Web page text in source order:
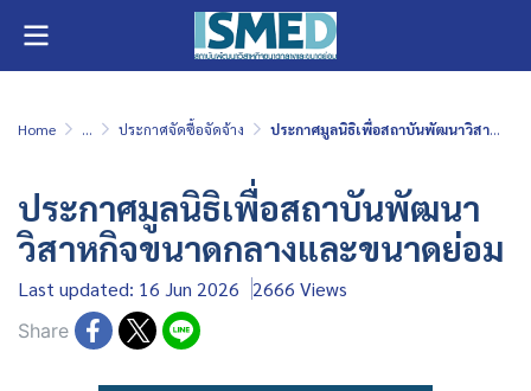
Home ... ประกาศจัดซื้อจัดจ้าง ประกาศมูลนิธิเพื่อสถาบันพัฒนาวิสาหกิจขนาดกลางและขนาดย่อม
ประกาศมูลนิธิเพื่อสถาบันพัฒนา
วิสาหกิจขนาดกลางและขนาดย่อม
Last updated: 16 Jun 2026 2666 Views
Share